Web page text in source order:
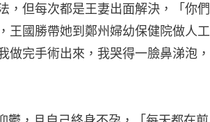
，但每次都是王妻出面解決，「你們
王國勝帶她到鄭州婦幼保健院做人工
做完手術出來，我哭得一臉鼻涕泡，